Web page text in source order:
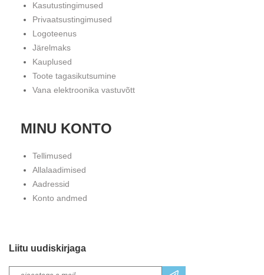
Kasutustingimused
Privaatsustingimused
Logoteenus
Järelmaks
Kauplused
Toote tagasikutsumine
Vana elektroonika vastuvõtt
MINU KONTO
Tellimused
Allalaadimised
Aadressid
Konto andmed
Liitu uudiskirjaga